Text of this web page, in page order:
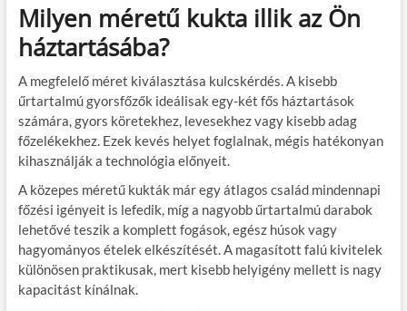
Milyen méretű kukta illik az Ön
háztartásába?
A megfelelő méret kiválasztása kulcskérdés. A kisebb
űrtartalmú gyorsfőzők ideálisak egy-két fős háztartások
számára, gyors köretekhez, levesekhez vagy kisebb adag
főzelékekhez. Ezek kevés helyet foglalnak, mégis hatékonyan
kihasználják a technológia előnyeit.
A közepes méretű kukták már egy átlagos család mindennapi
főzési igényeit is lefedik, míg a nagyobb űrtartalmú darabok
lehetővé teszik a komplett fogások, egész húsok vagy
hagyományos ételek elkészítését. A magasított falú kivitelek
különösen praktikusak, mert kisebb helyigény mellett is nagy
kapacitást kínálnak.